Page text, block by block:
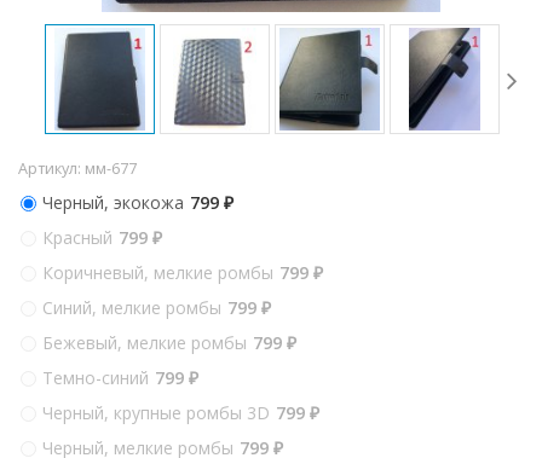
Артикул: мм-677
Черный, экокожа 799 ₽
Красный 799 ₽
Коричневый, мелкие ромбы 799 ₽
Синий, мелкие ромбы 799 ₽
Бежевый, мелкие ромбы 799 ₽
Темно-синий 799 ₽
Черный, крупные ромбы 3D 799 ₽
Черный, мелкие ромбы 799 ₽